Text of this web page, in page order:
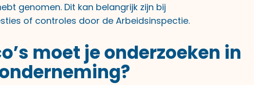
genomen. Dit kan belangrijk zijn bij
of controles door de Arbeidsinspectie.
moet je onderzoeken in